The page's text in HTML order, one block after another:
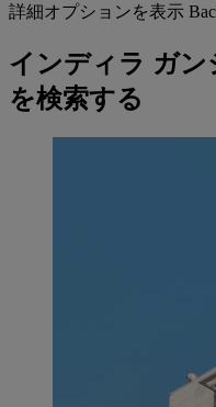
詳細オプションを表示
インディラ ガン
を検索する